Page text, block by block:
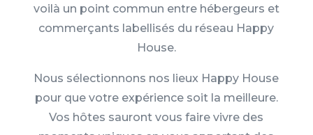
voilà un point commun entre hébergeurs et
commerçants labellisés du réseau Happy
House.
Nous sélectionnons nos lieux Happy House
pour que votre expérience soit la meilleure.
Vos hôtes sauront vous faire vivre des